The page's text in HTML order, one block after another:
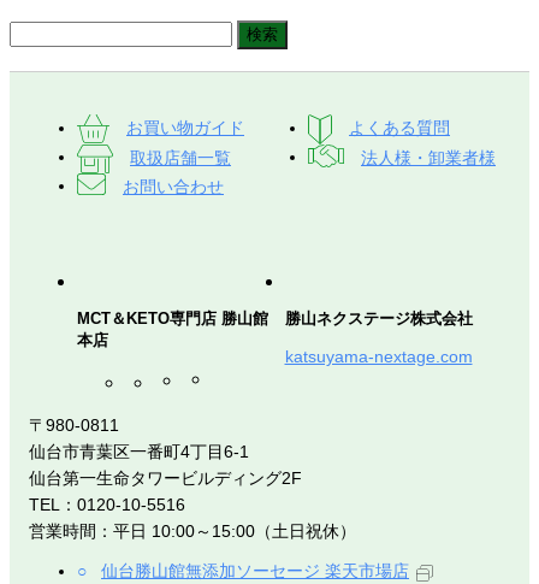
お買い物ガイド
よくある質問
取扱店舗一覧
法人様・卸業者様
お問い合わせ
MCT＆KETO専門店 勝山館
本店
勝山ネクステージ株式会社
katsuyama-nextage.com
〒980-0811
仙台市青葉区一番町4丁目6-1
仙台第一生命タワービルディング2F
TEL：0120-10-5516
営業時間：平日 10:00～15:00（土日祝休）
仙台勝山館無添加ソーセージ 楽天市場店